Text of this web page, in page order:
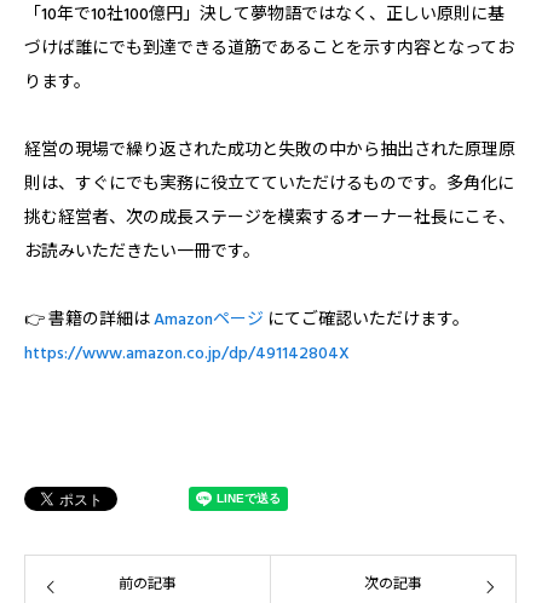
「10年で10社100億円」――決して夢物語ではなく、正しい原則に基
づけば誰にでも到達できる道筋であることを示す内容となってお
ります。
経営の現場で繰り返された成功と失敗の中から抽出された原理原
則は、すぐにでも実務に役立てていただけるものです。多角化に
挑む経営者、次の成長ステージを模索するオーナー社長にこそ、
お読みいただきたい一冊です。
👉 書籍の詳細はAmazonページ にてご確認いただけます。
https://www.amazon.co.jp/dp/491142804X
前の記事 次の記事